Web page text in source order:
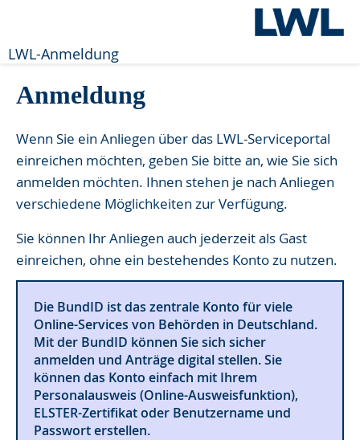
LWL-Anmeldung
Anmeldung
Wenn Sie ein Anliegen über das LWL-Serviceportal
einreichen möchten, geben Sie bitte an, wie Sie sich
anmelden möchten. Ihnen stehen je nach Anliegen
verschiedene Möglichkeiten zur Verfügung.
Sie können Ihr Anliegen auch jederzeit als Gast
einreichen, ohne ein bestehendes Konto zu nutzen.
Die BundID ist das zentrale Konto für viele
Online-Services von Behörden in Deutschland.
Mit der BundID können Sie sich sicher
anmelden und Anträge digital stellen. Sie
können das Konto einfach mit Ihrem
Personalausweis (Online-Ausweisfunktion),
ELSTER-Zertifikat oder Benutzername und
Passwort erstellen.